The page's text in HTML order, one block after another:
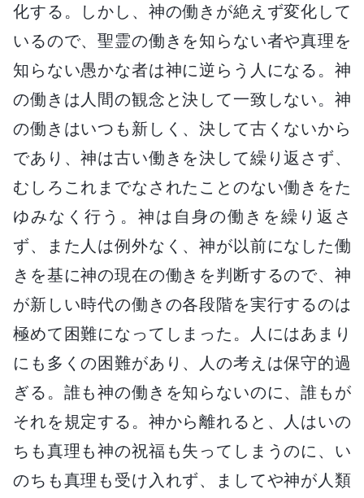
化する。しかし、神の働きが絶えず変化して
いるので、聖霊の働きを知らない者や真理を
知らない愚かな者は神に逆らう人になる。神
の働きは人間の観念と決して一致しない。神
の働きはいつも新しく、決して古くないから
であり、神は古い働きを決して繰り返さず、
むしろこれまでなされたことのない働きをた
ゆみなく行う。神は自身の働きを繰り返さ
ず、また人は例外なく、神が以前になした働
きを基に神の現在の働きを判断するので、神
が新しい時代の働きの各段階を実行するのは
極めて困難になってしまった。人にはあまり
にも多くの困難があり、人の考えは保守的過
ぎる。誰も神の働きを知らないのに、誰もが
それを規定する。神から離れると、人はいの
ちも真理も神の祝福も失ってしまうのに、い
のちも真理も受け入れず、ましてや神が人類